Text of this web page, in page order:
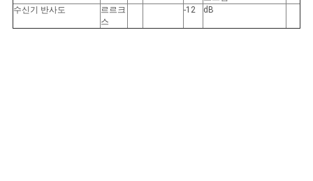
수신기 반사도
르르크
스
-12 dB